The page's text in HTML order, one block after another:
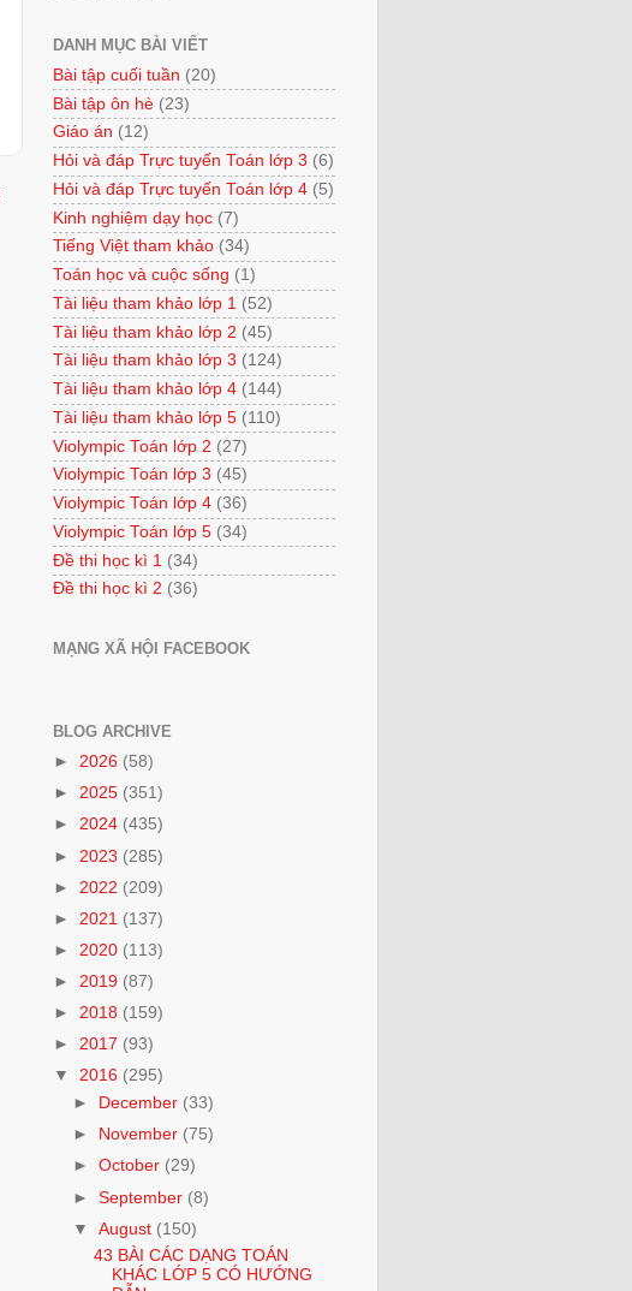
DANH MỤC BÀI VIẾT
Bài tập cuối tuần (20)
Bài tập ôn hè (23)
Giáo án (12)
Hỏi và đáp Trực tuyến Toán lớp 3 (6)
Hỏi và đáp Trực tuyến Toán lớp 4 (5)
Kinh nghiệm dạy học (7)
Tiếng Việt tham khảo (34)
Toán học và cuộc sống (1)
Tài liệu tham khảo lớp 1 (52)
Tài liệu tham khảo lớp 2 (45)
Tài liệu tham khảo lớp 3 (124)
Tài liệu tham khảo lớp 4 (144)
Tài liệu tham khảo lớp 5 (110)
Violympic Toán lớp 2 (27)
Violympic Toán lớp 3 (45)
Violympic Toán lớp 4 (36)
Violympic Toán lớp 5 (34)
Đề thi học kì 1 (34)
Đề thi học kì 2 (36)
MẠNG XÃ HỘI FACEBOOK
BLOG ARCHIVE
► 2026 (58)
► 2025 (351)
► 2024 (435)
► 2023 (285)
► 2022 (209)
► 2021 (137)
► 2020 (113)
► 2019 (87)
► 2018 (159)
► 2017 (93)
▼ 2016 (295)
►
December (33)
►
November (75)
►October (29)
►September (8)
▼August (150)
43 BÀI CÁC DẠNG TOÁN
KHÁC LỚP 5 CÓ HƯỚNG